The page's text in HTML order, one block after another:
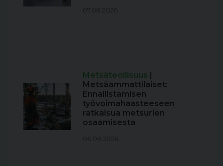
07.08.2026
Metsäteollisuus
Metsäammattilaiset:
Ennallistamisen
työvoimahaasteeseen
ratkaisua metsurien
osaamisesta
06.08.2026